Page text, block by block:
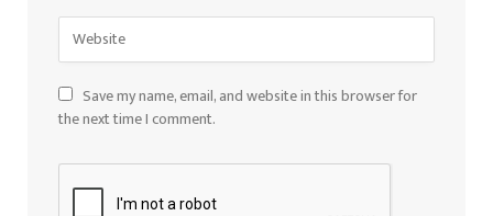
Save my name, email, and website in this browser for
the next time I comment.